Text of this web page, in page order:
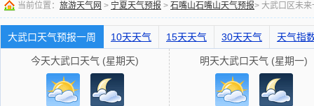
当前位置： 旅游天气网 > 宁夏天气预报 > 石嘴山石嘴山天气预报> 大武口区未
大武口天气预报一周 10天天气 15天天气 30天天气 天气指
今天大武口天气 (星期天) 明天大武口天气 (星期一)